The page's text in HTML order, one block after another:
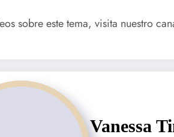
sobre este tema, visita nuestro
Vanessa